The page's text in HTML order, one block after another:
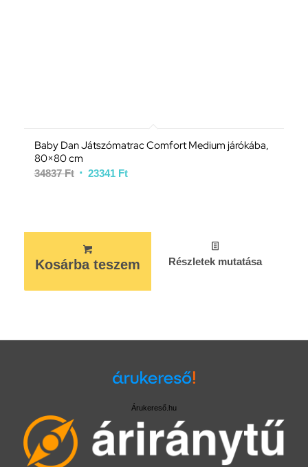
Baby Dan Játszómatrac Comfort Medium járókába,
80×80 cm
34837Ft 23341 Ft
Kosárba teszem Részletek mutatása
Árukereső.hu